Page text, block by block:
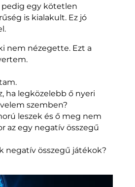
pedig egy kötetlen
is kialakult. Ez jó
nem nézegette. Ezt a
ha legközelebb ő nyeri
szemben?
leszek és ő meg nem
az egy negatív összegű
negatív összegű játékok?